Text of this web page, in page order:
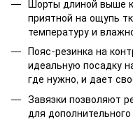
Шорты длиной выше
приятной на ощупь
температуру и
Пояс-резинка на
идеальную посадку
где нужно, и дает
Завязки позволяют
для